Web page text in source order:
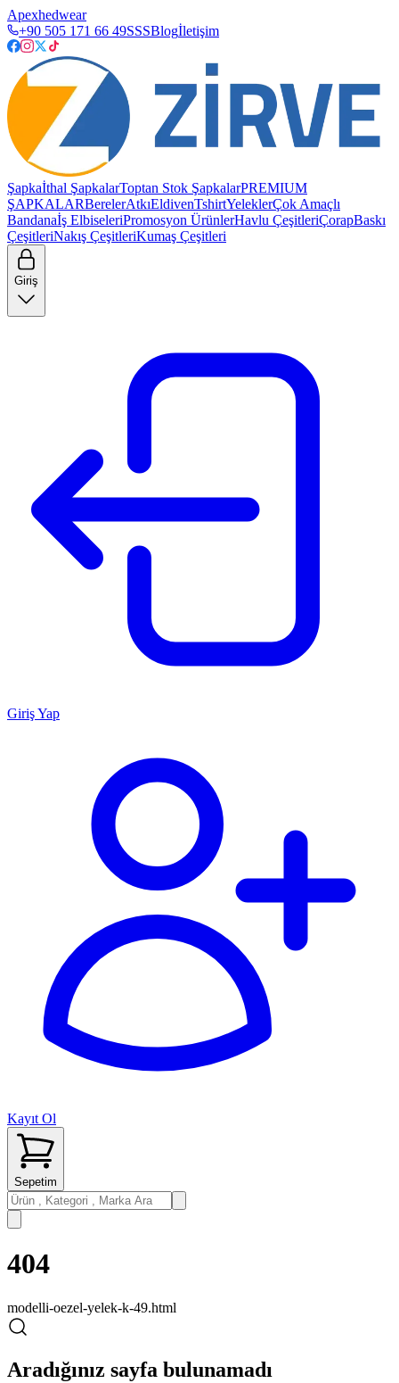
Apexhedwear
+90 505 171 66 49SSSBlogİletişim
Şapkaİthal ŞapkalarToptan Stok ŞapkalarPREMIUM
ŞAPKALARBerelerAtkıEldivenTshirtYeleklerÇok Amaçlı
Bandanaİş ElbiseleriPromosyon ÜrünlerHavlu ÇeşitleriÇorapBaskı
ÇeşitleriNakış ÇeşitleriKumaş Çeşitleri
Giriş
Giriş Yap
Kayıt Ol
Sepetim
404
modelli-oezel-yelek-k-49.html
Aradığınız sayfa bulunamadı